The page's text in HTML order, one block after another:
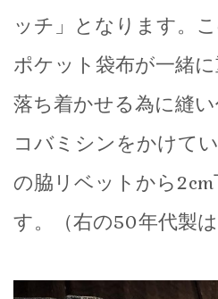
ッチ」となります。
ポケット袋布が一緒
落ち着かせる為に縫
コバミシンをかけて
の脇リベットから
す。（右の50年代製